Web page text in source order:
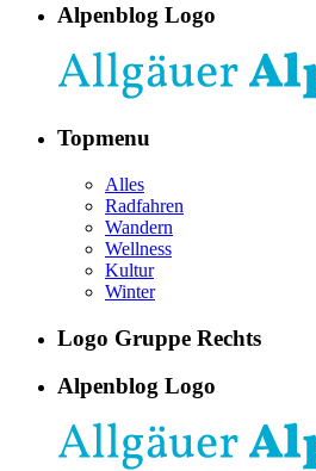
Alpenblog Logo
Topmenu
Alles
Radfahren
Wandern
Wellness
Kultur
Winter
Logo Gruppe Rechts
Alpenblog Logo